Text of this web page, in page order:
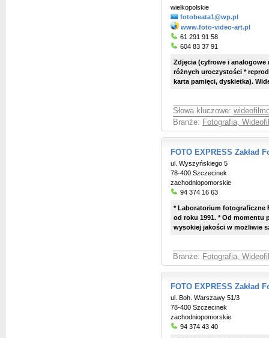
wielkopolskie
fotobeata1@wp.pl
www.foto-video-art.pl
61 291 91 58
604 83 37 91
Zdjęcia (cyfrowe i analogowe
różnych uroczystości *
karta pamięci, dyskietka).
Słowa kluczowe:
Branże: Fotografia,
FOTO EXPRESS Zakład
ul. Wyszyńskiego 5
78-400 Szczecinek
zachodniopomorskie
94 374 16 63
* Laboratorium fotograficzne
od roku 1991. * Od momentu
wysokiej jakości w możliwie
Branże: Fotografia,
FOTO EXPRESS Zakład
ul. Boh. Warszawy 51/3
78-400 Szczecinek
zachodniopomorskie
94 374 43 40